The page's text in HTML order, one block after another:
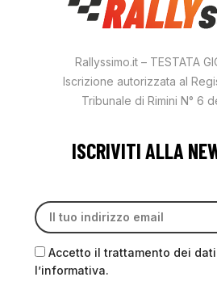
Rallyssimo.it – TESTATA
Iscrizione autorizzata al
Tribunale di Rimini N° 6
ISCRIVITI ALLA
Accetto il trattamento dei
l’informativa.